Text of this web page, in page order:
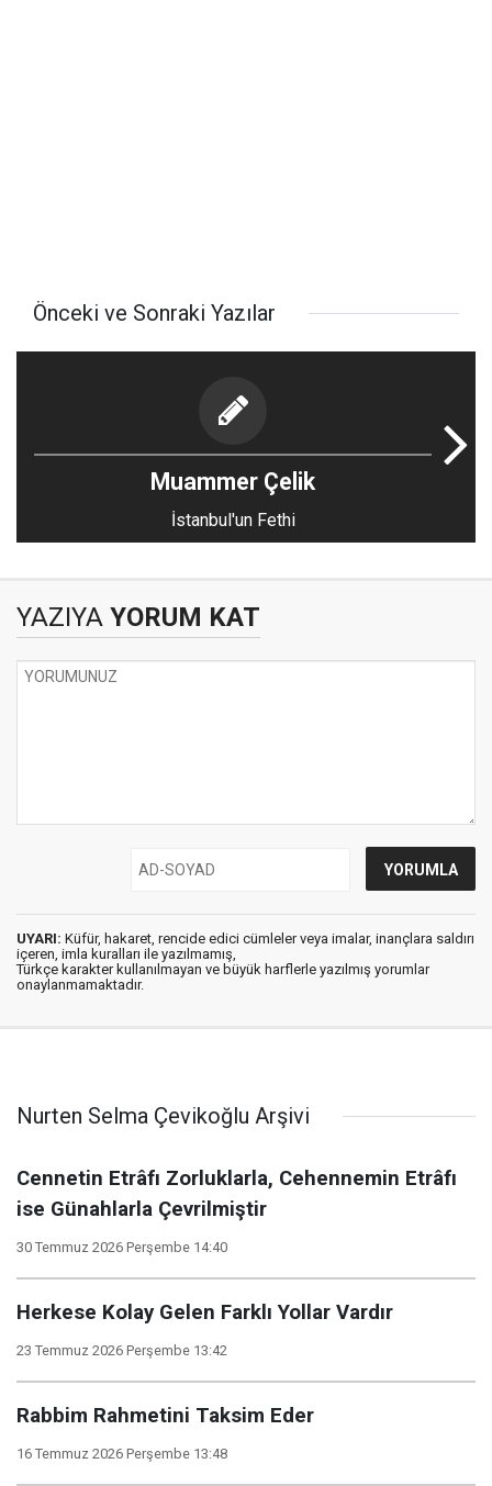
Önceki ve Sonraki Yazılar
Muammer Çelik
İstanbul'un Fethi
YAZIYA YORUM KAT
UYARI: Küfür, hakaret, rencide edici cümleler veya imalar, inançlara saldırı
içeren, imla kuralları ile yazılmamış,
Türkçe karakter kullanılmayan ve büyük harflerle yazılmış yorumlar
onaylanmamaktadır.
Nurten Selma Çevikoğlu Arşivi
Cennetin Etrâfı Zorluklarla, Cehennemin Etrâfı
ise Günahlarla Çevrilmiştir
30 Temmuz 2026 Perşembe 14:40
Herkese Kolay Gelen Farklı Yollar Vardır
23 Temmuz 2026 Perşembe 13:42
Rabbim Rahmetini Taksim Eder
16 Temmuz 2026 Perşembe 13:48